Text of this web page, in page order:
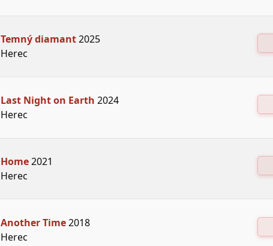
Temný diamant2025
Herec
Last Night on Earth 2024
Herec
Home2021
Herec
Another Time2018
Herec